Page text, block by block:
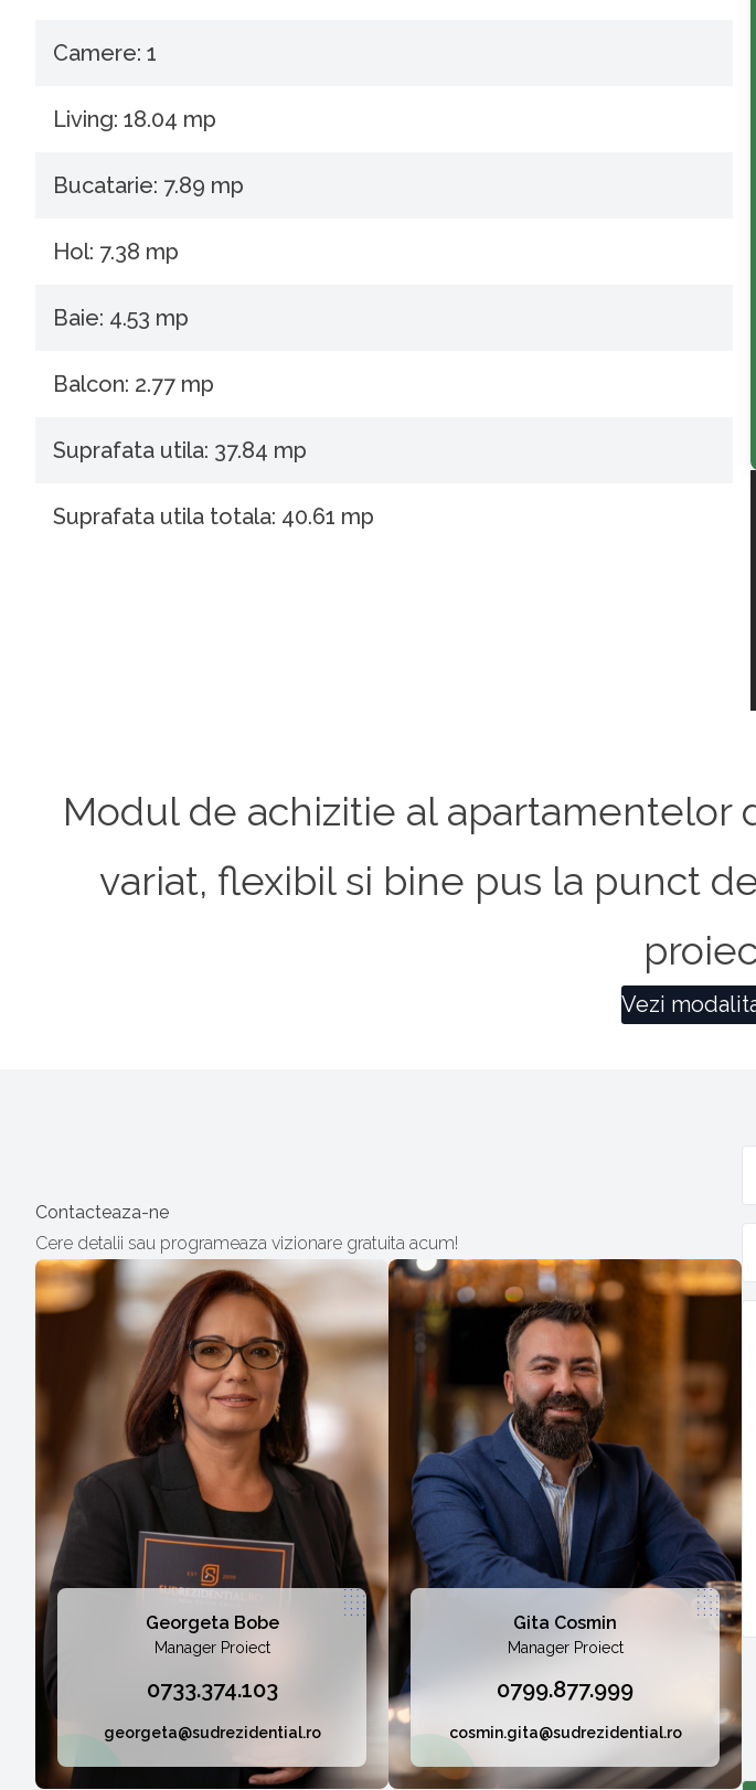
Camere: 1
Living: 18.04 mp
Bucatarie: 7.89 mp
Hol: 7.38 mp
Baie: 4.53 mp
Balcon: 2.77 mp
Suprafata utila: 37.84 mp
Suprafata utila totala: 40.61 mp
Modul de achizitie al
variat, flexibil si bine pus la punct
Vezi
Contacteaza-ne
Cere detalii sau programeaza vizionare gratuita acum!
Georgeta Bobe
Manager Proiect
0733.374.103
georgeta@sudrezidential.ro
Gita Cosmin
Manager Proiect
0799.877.999
cosmin.gita@sudrezidential.ro